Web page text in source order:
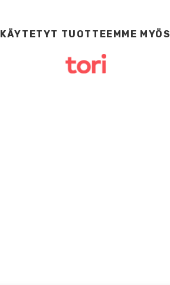
KÄYTETYT TUOTTEEMME MYÖS